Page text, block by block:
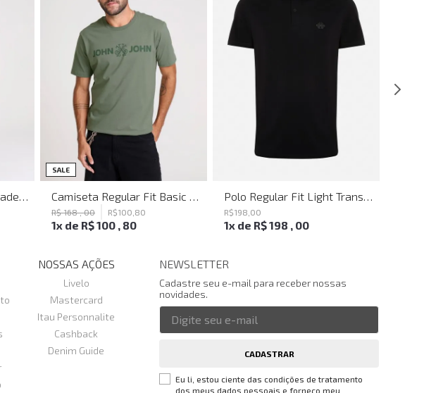
SALE
R$168,00 R$100 80
1x de R$100 , 80
R$198 00
1x de R$198 , 00
NOSSAS AÇÕES
Livelo
Mastercard
Itau Personnalite
Cashback
Denim Guide
NEWSLETTER
Cadastre seu e-mail para receber nossas
novidades.
CADASTRAR
Eu li, estou ciente das condições de tratamento
dos meus dados pessoais e forneço meu